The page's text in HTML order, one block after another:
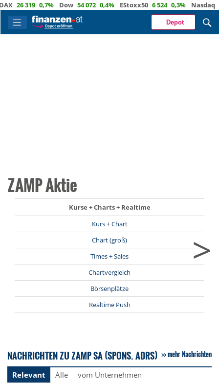
26 319 0,7% Dow 54 072 0,4% EStoxx50 6 524 0,3% Nasdaq 29
Depot
ZAMP Aktie
Kurse + Charts + Realtime
Kurs + Chart
Chart (groß)
Times + Sales
Chartvergleich
Börsenplätze
Realtime Push
>
NACHRICHTEN ZU ZAMP SA (SPONS. ADRS) mehr Nachrichten
Relevant Alle vom Unternehmen